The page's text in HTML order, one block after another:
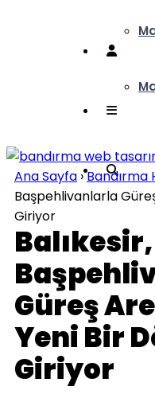
Ana Sayfa ›Bandırma
Başpehlivanlarla
Giriyor
Balıkesir,
Güreş
Yeni Bir
Giriyor